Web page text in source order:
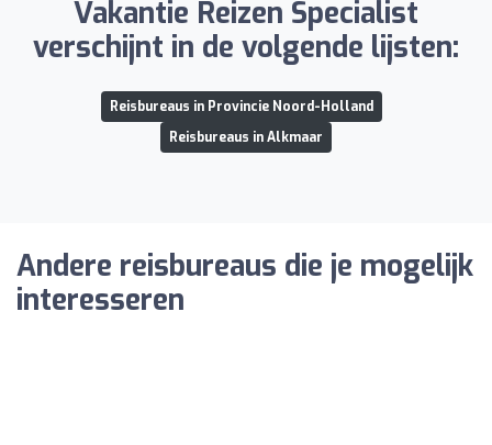
Vakantie Reizen Specialist
verschijnt in de volgende lijsten:
Reisbureaus in Provincie Noord-Holland
Reisbureaus in Alkmaar
Andere reisbureaus die je mogelijk
interesseren